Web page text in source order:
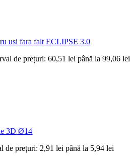
usi fara falt ECLIPSE 3.0
de prețuri: 60,51 lei până la 99,06 lei
3D Ø14
de prețuri: 2,91 lei până la 5,94 lei